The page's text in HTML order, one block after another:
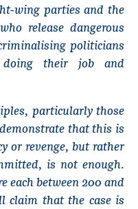
wing parties and the
release dangerous
politicians
their job and
particularly those
that this is
or revenge, but rather
is not enough.
each between 200 and
claim that the case is